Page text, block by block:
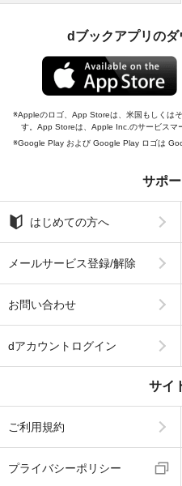
dブックアプリの
Appleのロゴ、App Storeは、米国もしくは
す。App Storeは、Apple Inc.のサービスマ
Google Play および Google Play ロゴは
サポ
はじめての方へ
メールサービス登録/解除
お問い合わせ
dアカウントログイン
サイ
ご利用規約
プライバシーポリシー